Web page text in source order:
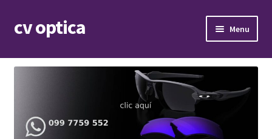
Skip
to
Skip
to
cv optica Menu
Armazones de lentes
child
menu
Expand
Repuestos